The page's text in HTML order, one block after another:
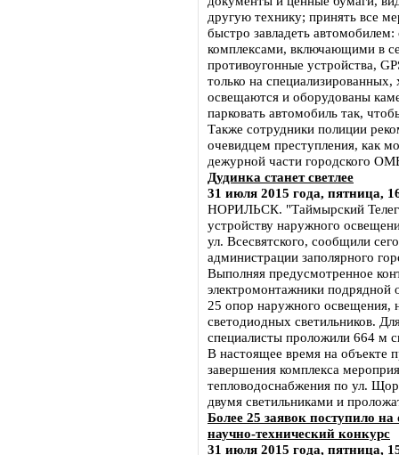
другую технику; принять все
быстро завладеть
комплексами, включающими в
противоугонные устройства,
только на
освещаются и оборудованы
парковать автомобиль так,
Также сотрудники полиции
очевидцем преступления, как
дежурной части городского
Дудинка станет светлее
31 июля 2015 года, пятница,
НОРИЛЬСК. "Таймырский
устройству наружного
ул. Всесвятского, сообщили
администрации заполярного
Выполняя предусмотренное
электромонтажники
25 опор наружного освещения,
светодиодных светильников.
специалисты проложили 664 м
В настоящее время на объекте
завершения комплекса
тепловодоснабжения по ул.
двумя светильниками и
Более 25 заявок поступило
научно-технический конкурс
31 июля 2015 года, пятница,